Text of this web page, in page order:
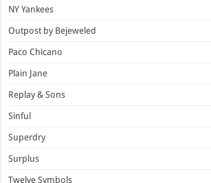
NY Yankees
Outpost by Bejeweled
Paco Chicano
Plain Jane
Replay & Sons
Sinful
Superdry
Surplus
Twelve Symbols